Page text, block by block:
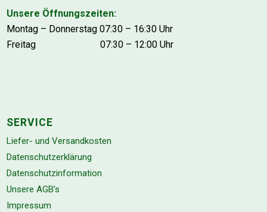
Unsere Öffnungszeiten:
Montag – Donnerstag 07:30 – 16:30 Uhr
Freitag 07:30 – 12:00 Uhr
SERVICE
Liefer- und Versandkosten
Datenschutzerklärung
Datenschutzinformation
Unsere AGB’s
Impressum